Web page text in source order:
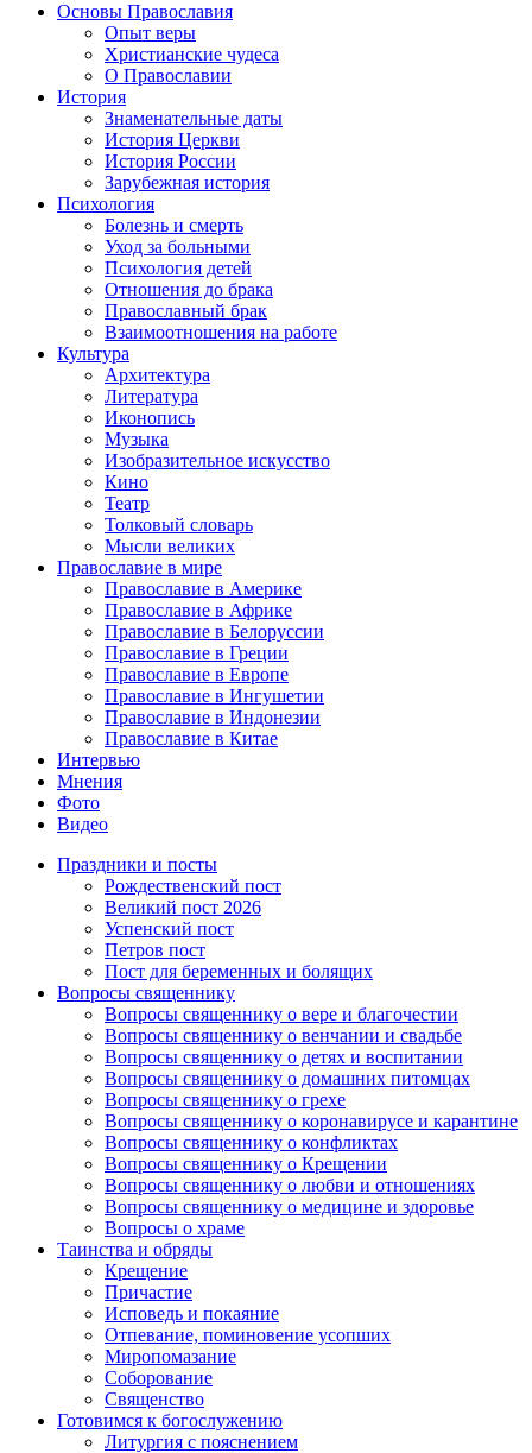
Основы Православия
Опыт веры
Христианские чудеса
О Православии
История
Знаменательные даты
История Церкви
История России
Зарубежная история
Психология
Болезнь и смерть
Уход за больными
Психология детей
Отношения до брака
Православный брак
Взаимоотношения на работе
Культура
Архитектура
Литература
Иконопись
Музыка
Изобразительное искусство
Кино
Театр
Толковый словарь
Мысли великих
Православие в мире
Православие в Америке
Православие в Африке
Православие в Белоруссии
Православие в Греции
Православие в Европе
Православие в Ингушетии
Православие в Индонезии
Православие в Китае
Интервью
Мнения
Фото
Видео
Праздники и посты
Рождественский пост
Великий пост 2026
Успенский пост
Петров пост
Пост для беременных и болящих
Вопросы священнику
Вопросы священнику о вере и благочестии
Вопросы священнику о венчании и свадьбе
Вопросы священнику о детях и воспитании
Вопросы священнику о домашних питомцах
Вопросы священнику о грехе
Вопросы священнику о коронавирусе и карантине
Вопросы священнику о конфликтах
Вопросы священнику о Крещении
Вопросы священнику о любви и отношениях
Вопросы священнику о медицине и здоровье
Вопросы о храме
Таинства и обряды
Крещение
Причастие
Исповедь и покаяние
Отпевание, поминовение усопших
Миропомазание
Соборование
Священство
Готовимся к богослужению
Литургия с пояснением